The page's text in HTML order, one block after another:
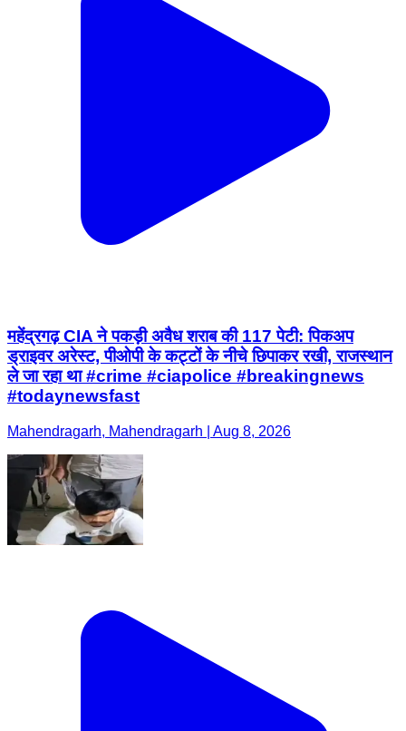
महेंद्रगढ़ CIA ने पकड़ी अवैध शराब की 117 पेटी: पिकअप
ड्राइवर अरेस्ट, पीओपी के कट्टों के नीचे छिपाकर रखी, राजस्थान
ले जा रहा था #crime #ciapolice #breakingnews
#todaynewsfast
Mahendragarh, Mahendragarh | Aug 8, 2026